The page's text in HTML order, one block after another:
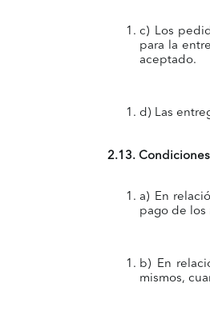
c) Los
para la
aceptado.
d) Las
2.13.
a) En
pago de los
b) En
mismos,